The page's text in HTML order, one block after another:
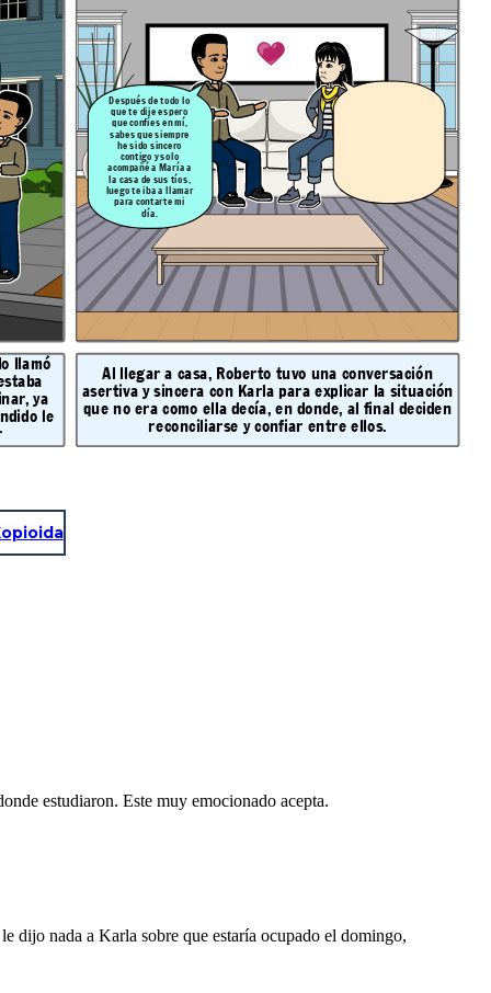
llamó
ya
le
Al llegar a casa, Roberto tuvo una conversación
asertiva y sincera con Karla para explicar la situación
que no era como ella decía, en donde, al final deciden
reconciliarse y confiar entre ellos.
Después de todo lo
que te dije espero
que confíes en mí,
sabes que siempre
he sido sincero
contigo y solo
acompañé a María a
la casa de sus tíos,
luego te iba a llamar
para contarte mi
día.
estudiaron. Este muy emocionado acepta.
dijo nada a Karla sobre que estaría ocupado el domingo,